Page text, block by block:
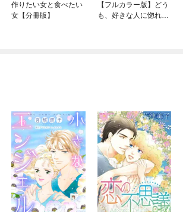
作りたい女と食べたい
女【分冊版】
【フルカラー版】どう
も、好きな人に惚れ薬